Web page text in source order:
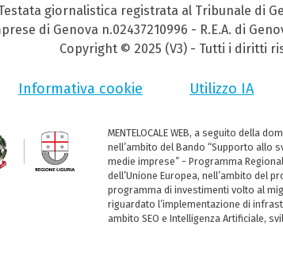
giornalistica registrata al Tribunale di
di Genova n.02437210996 - R.E.A. di
Copyright © 2025 (V3) - Tutti i diritti
Informativa cookie Utilizzo IA
MENTELOCALE WEB, a seguito della
nell’ambito del Bando “Supporto allo
medie imprese” - Programma
dell’Unione Europea, nell’ambito del
programma di investimenti volto al
riguardato l’implementazione di
ambito SEO e Intelligenza Artificiale,